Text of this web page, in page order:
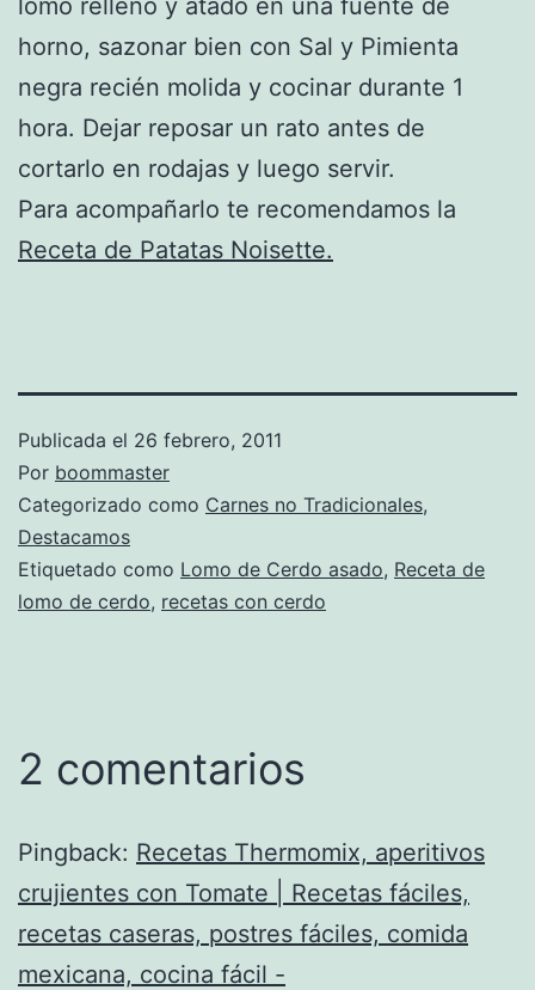
horno, sazonar bien con Sal y Pimienta
negra recién molida y cocinar durante 1
hora. Dejar reposar un rato antes de
cortarlo en rodajas y luego servir.
Para acompañarlo te recomendamos la
Receta de Patatas Noisette.
Publicada el 26 febrero, 2011
Por boommaster
Categorizado como Carnes no Tradicionales,
Destacamos
Etiquetado como Lomo de Cerdo asado, Receta de
lomo de cerdo, recetas con cerdo
2 comentarios
Pingback: Recetas Thermomix, aperitivos
crujientes con Tomate | Recetas fáciles,
recetas caseras, postres fáciles, comida
mexicana, cocina fácil -